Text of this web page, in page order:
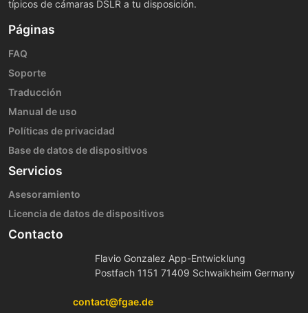
típicos de cámaras DSLR a tu disposición.
Páginas
FAQ
Soporte
Traducción
Manual de uso
Políticas de privacidad
Base de datos de dispositivos
Servicios
Asesoramiento
Licencia de datos de dispositivos
Contacto
Flavio Gonzalez App-Entwicklung
Postfach 1151 71409 Schwaikheim Germany
contact@fgae.de